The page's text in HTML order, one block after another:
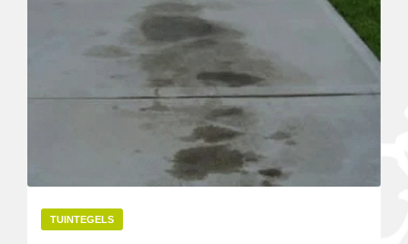
TUINTEGELS